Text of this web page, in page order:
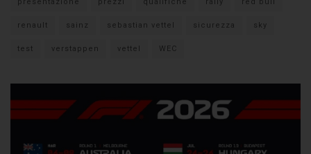
renault sainz sebastian vettel sicurezza sky
test verstappen vettel WEC